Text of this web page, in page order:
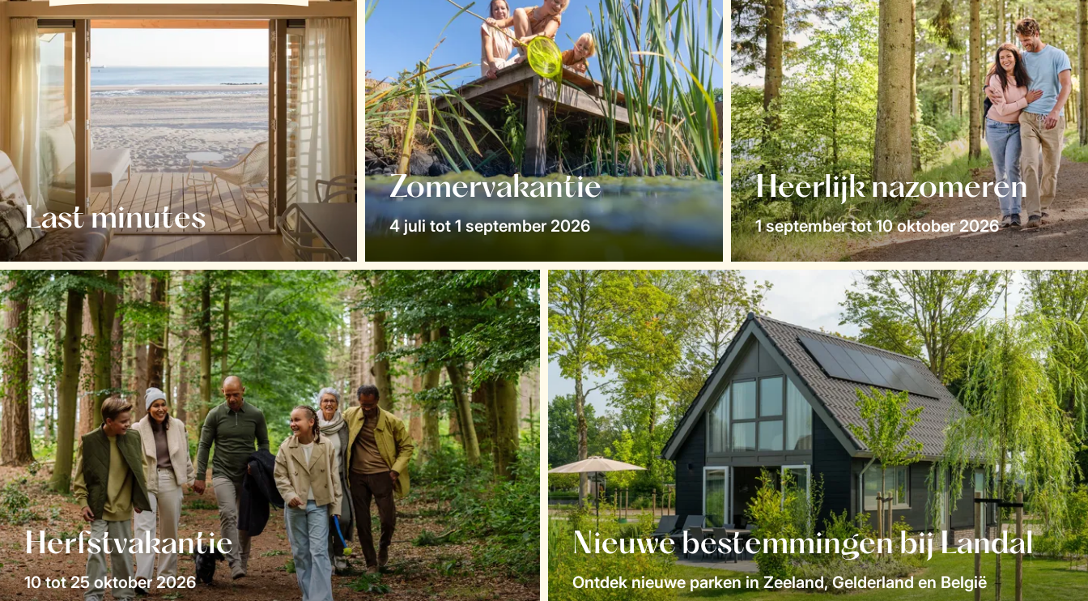
Last minutes
Zomervakantie
4 juli tot 1 september 2026
Heerlijk nazomeren
1 september tot 10 oktober 2026
Herfstvakantie
10 tot 25 oktober 2026
Nieuwe bestemmingen bij Landal
Ontdek nieuwe parken in Zeeland, Gelderland en België